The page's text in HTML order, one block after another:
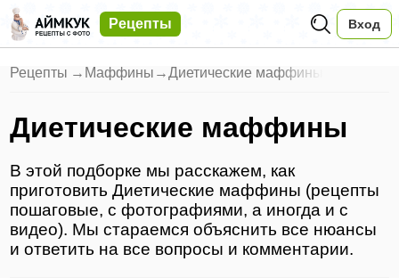
Рецепты Вход
Рецепты → Маффины →Диетические маффины
Диетические маффины
В этой подборке мы расскажем, как
приготовить Диетические маффины (рецепты
пошаговые, с фотографиями, а иногда и с
видео). Мы стараемся объяснить все нюансы
и ответить на все вопросы и комментарии.